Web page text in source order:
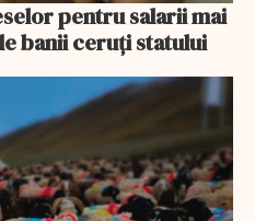
pentru salarii mai
banii ceruți statului